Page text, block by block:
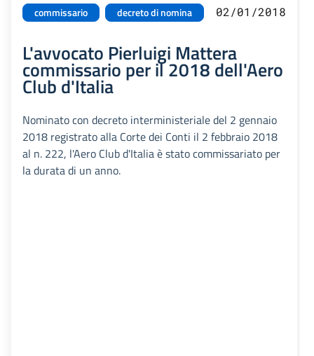
commissario decreto di nomina 02/01/2018
L'avvocato Pierluigi Mattera
commissario per il 2018 dell'Aero
Club d'Italia
Nominato con decreto interministeriale del 2 gennaio
2018 registrato alla Corte dei Conti il 2 febbraio 2018
al n. 222, l'Aero Club d'Italia è stato commissariato per
la durata di un anno.